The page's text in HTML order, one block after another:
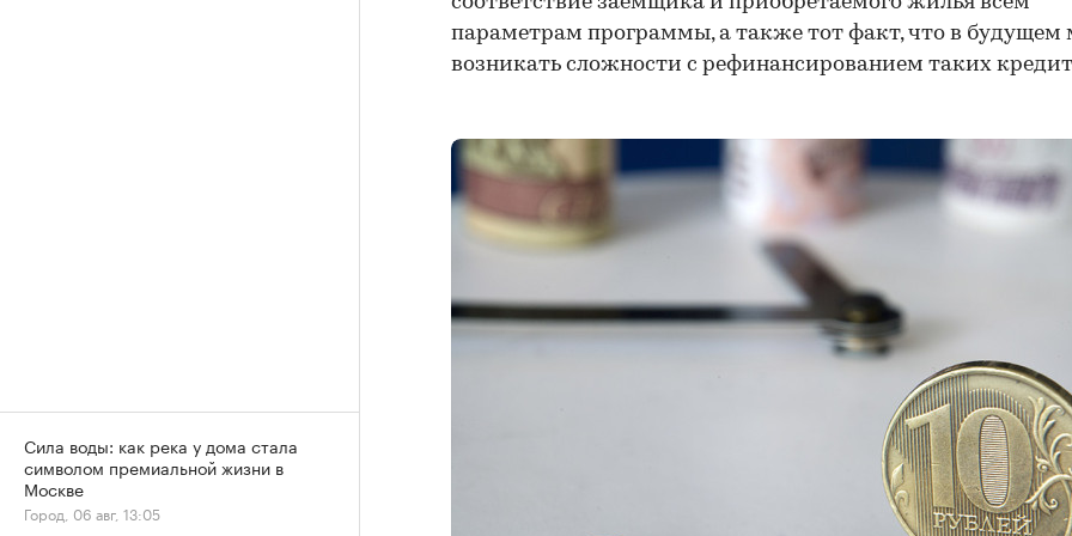
параметрам программы, а также тот факт, что в будущем
возникать сложности с рефинансированием таких
Сила воды: как река у дома стала
символом премиальной жизни в
Москве
Город, 06 авг, 13:05